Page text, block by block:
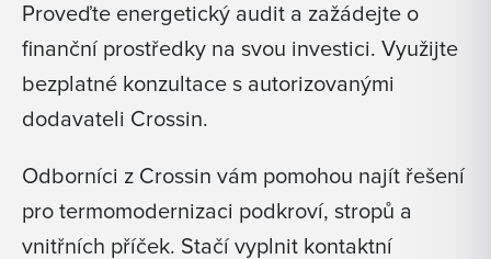
Proveďte energetický audit a zažádejte o
finanční prostředky na svou investici. Využijte
bezplatné konzultace s autorizovanými
dodavateli Crossin.
Odborníci z Crossin vám pomohou najít řešení
pro termomodernizaci podkroví, stropů a
vnitřních příček. Stačí vyplnit kontaktní